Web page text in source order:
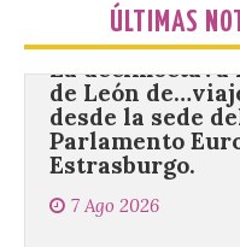
ÚLTIMAS
de León
desde la sede
Estrasburgo.
7 Ago 2026